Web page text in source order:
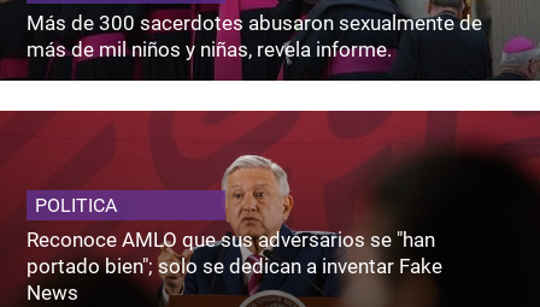
Más de 300 sacerdotes abusaron sexualmente de
más de mil niños y niñas, revela informe.
POLITICA
Reconoce AMLO que sus adversarios se "han
portado bien"; solo se dedican a inventar Fake
News